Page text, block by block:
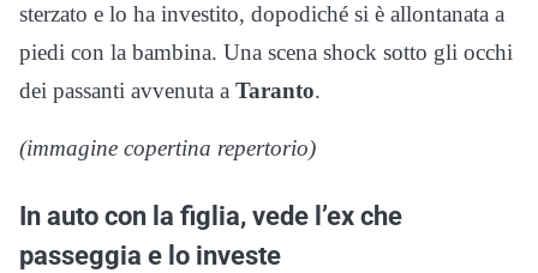
sterzato e lo ha investito, dopodiché si è allontanata a
piedi con la bambina. Una scena shock sotto gli occhi
dei passanti avvenuta a Taranto.
(immagine copertina repertorio)
In auto con la figlia, vede l’ex che
passeggia e lo investe